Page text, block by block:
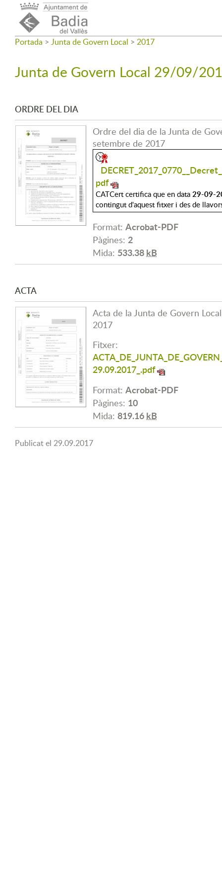
Portada > Junta de Govern Local > 2017
Junta de Govern Local 29/09/
ORDRE DEL DIA
Ordre del dia de la Junta de
setembre de 2017
pdf
CATCert certifica que en data 29-09-
contingut d'aquest fitxer i des de
Format: Acrobat-PDF
Pàgines: 2
Mida: 533.38kB
ACTA
Acta de la Junta de Govern
2017
Fitxer:
29.09.2017_.pdf
Format: Acrobat-PDF
Pàgines: 10
Mida: 819.16kB
Publicat el 29.09.2017